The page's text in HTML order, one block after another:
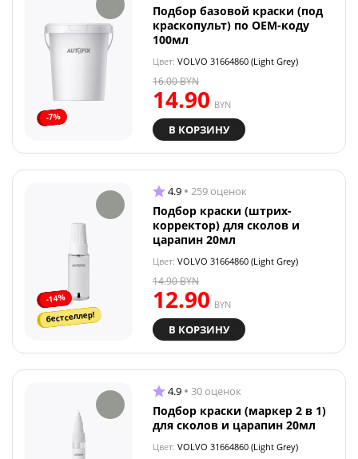
-7%
Подбор базовой краски (под
краскопульт) по OEM-коду
100мл
Цвет: VOLVO 31664860 (Light Grey)
14.90 BYN
16.00BYN
В КОРЗИНУ
-14%
бестселлер!
4.9 259 оценок
Подбор краски (штрих-
корректор) для сколов и
царапин 20мл
Цвет: VOLVO 31664860 (Light Grey)
12.90 BYN
14.90BYN
В КОРЗИНУ
4.9 30 оценок
Подбор краски (маркер 2 в 1)
для сколов и царапин 20мл
Цвет: VOLVO 31664860 (Light Grey)